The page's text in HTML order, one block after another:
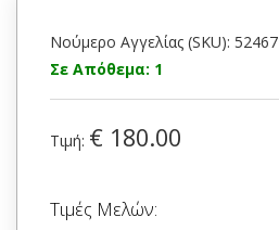
Νούμερο Αγγελίας (SKU): 52467
Σε Απόθεμα: 1
Τιμή: € 180.00
Τιμές Μελών: